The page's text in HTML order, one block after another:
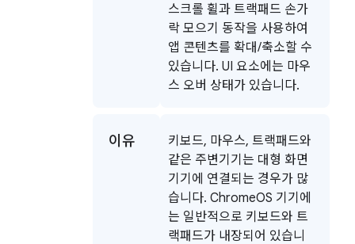
스크롤 휠과 트랙패드 손가
락 모으기 동작을 사용하여
앱 콘텐츠를 확대/축소할 수
있습니다. UI 요소에는 마우
스 오버 상태가 있습니다.
이유
키보드, 마우스, 트랙패드와
같은 주변기기는 대형 화면
기기에 연결되는 경우가 많
습니다. ChromeOS 기기에
는 일반적으로 키보드와 트
랙패드가 내장되어 있습니